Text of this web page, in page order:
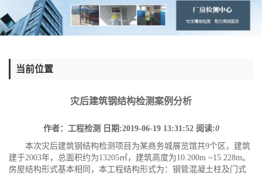
当前位置
灾后建筑钢结构检测案例分析
作者：工程检测 日期:2019-06-19 13:31:52 阅读:0
本次灾后建筑钢结构检测项目为某商务城展览馆共9个区，建筑
建于2003年，总面积约为13205㎡，建筑高度为10.200m ~15.228m。
房屋结构形式基本相同，本工程结构形式为：钢管混凝土柱及门式